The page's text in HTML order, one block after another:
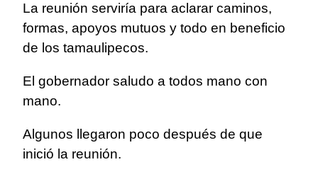
La reunión serviría para aclarar caminos,
formas, apoyos mutuos y todo en beneficio
de los tamaulipecos.
El gobernador saludo a todos mano con
mano.
Algunos llegaron poco después de que
inició la reunión.